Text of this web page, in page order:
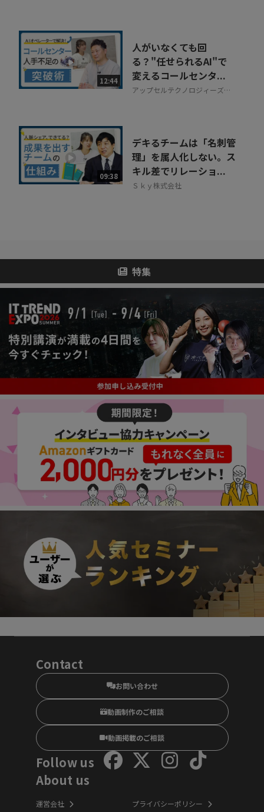
12:44
人がいなくても回
る？"任せられるAI"で
変えるコールセンタ...
アップセルテクノロジィーズ株
09:38
デキるチームは「名刺管
理」を属人化しない。ス
キル差でリレーショ...
Ｓｋｙ株式会社
特集
Contact
お問い合わせ
動画制作のご相談
動画掲載のご相談
Follow us
About us
運営会社 プライバシーポリシー